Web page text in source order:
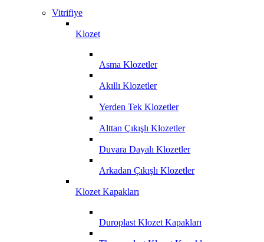
Vitrifiye
Klozet
Asma Klozetler
Akıllı Klozetler
Yerden Tek Klozetler
Alttan Çıkışlı Klozetler
Duvara Dayalı Klozetler
Arkadan Çıkışlı Klozetler
Klozet Kapakları
Duroplast Klozet Kapakları